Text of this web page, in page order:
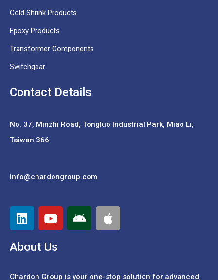
Cold Shrink Products
Epoxy Products
Transformer Components
Switchgear
Contact Details
No. 37, Minzhi Road, Tongluo Industrial Park, Miao Li,
Taiwan 366
info@chardongroup.com
About Us
Chardon Group is your one-stop solution for advanced,